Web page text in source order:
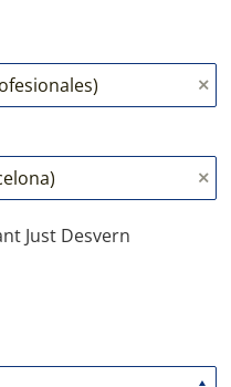
Just Desvern